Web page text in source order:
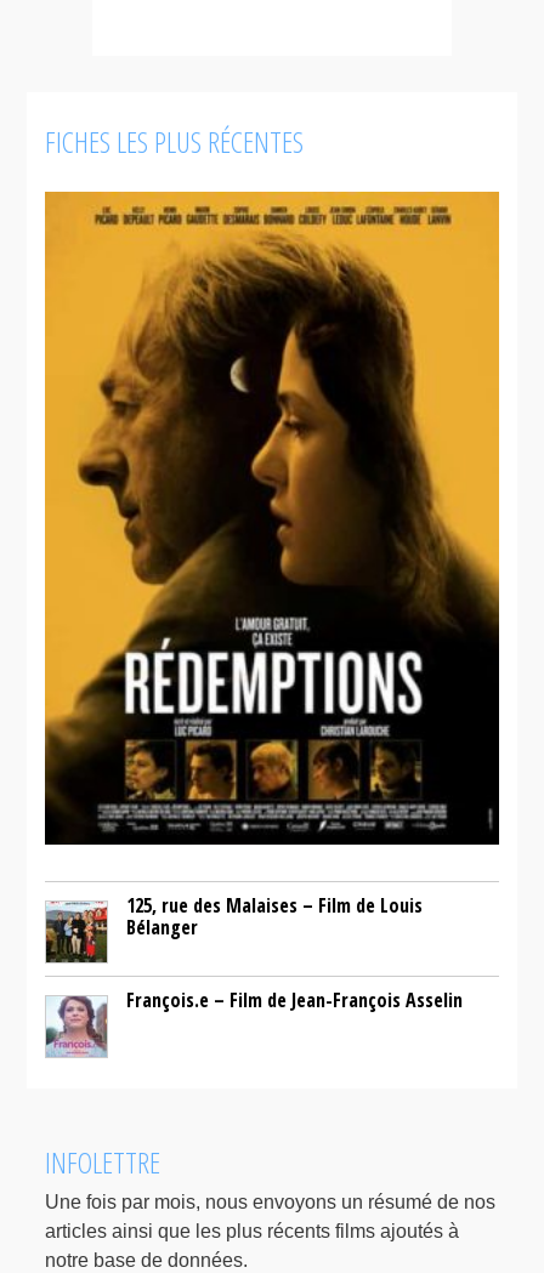
FICHES LES PLUS RÉCENTES
125, rue des Malaises – Film de Louis
Bélanger
François.e – Film de Jean-François Asselin
INFOLETTRE
Une fois par mois, nous envoyons un résumé de nos
articles ainsi que les plus récents films ajoutés à
notre base de données.